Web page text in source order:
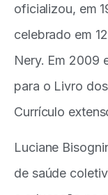
oficializou, em
celebrado em
Nery. Em 2009
para o Livro
Currículo
Luciane
de saúde